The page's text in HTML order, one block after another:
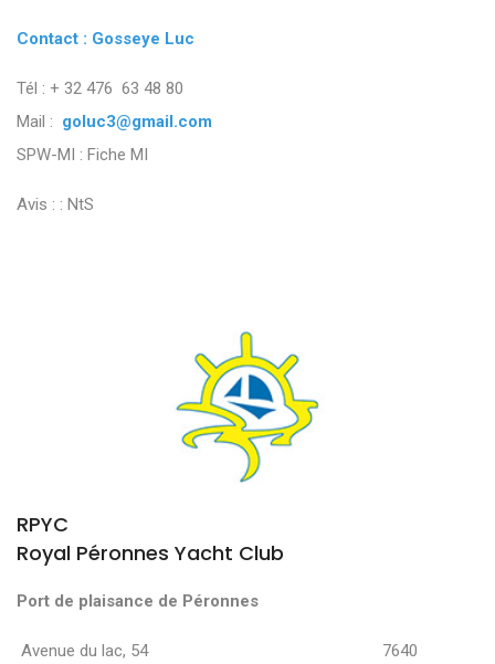
Contact : Gosseye Luc
Tél : + 32 476 63 48 80
Mail : goluc3@gmail.com
SPW-MI : Fiche MI
Avis : : NtS
RPYC
Royal Péronnes Yacht Club
Port de plaisance de Péronnes
Avenue du lac, 54 7640